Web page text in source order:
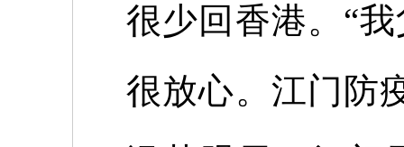
很少回香港。“
很放心。江门防